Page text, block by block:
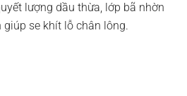
lượng dầu thừa, lớp bã nhờn
se khít lỗ chân lông.